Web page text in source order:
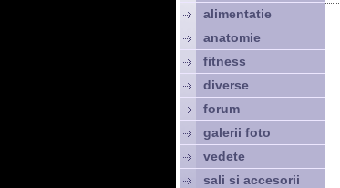
alimentatie
anatomie
fitness
diverse
forum
galerii foto
vedete
sali si accesorii